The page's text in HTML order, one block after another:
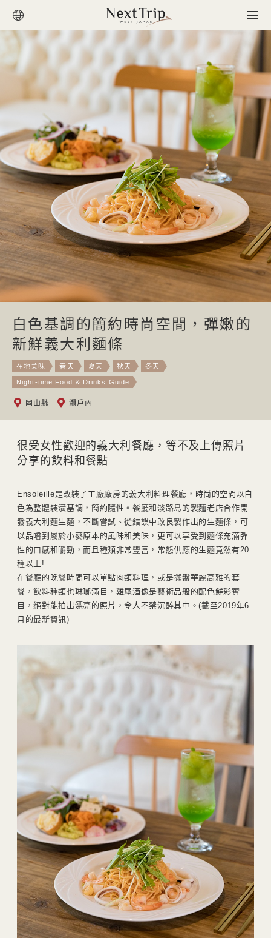
白色基調的簡約時尚空間，彈嫩的
新鮮義大利麵條
在地美味 春天 夏天 秋天 冬天
Night-time Food & Drinks Guide
岡山縣 瀨戶內
很受女性歡迎的義大利餐廳，等不及上傳照片
分享的飲料和餐點
Ensoleille是改裝了工廠廠房的義大利料理餐廳，時尚的空間以白
色為整體裝潢基調，簡約隨性。餐廳和淡路島的製麵老店合作開
發義大利麵生麵，不斷嘗試、從錯誤中改良製作出的生麵條，可
以品嚐到屬於小麥原本的風味和美味，更可以享受到麵條充滿彈
性的口感和嚼勁，而且種類非常豐富，常態供應的生麵竟然有20
種以上!
在餐廳的晚餐時間可以單點肉類料理，或是擺盤華麗高雅的套
餐，飲料種類也琳瑯滿目，雞尾酒像是藝術品般的配色鮮彩奪
目，絕對能拍出漂亮的照片，令人不禁沉醉其中。(截至2019年6
月的最新資訊)